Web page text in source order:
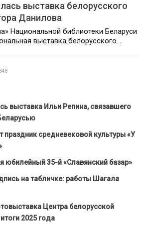
выставка белорусского
Данилова
Национальной библиотеки Беларуси
выставка белорусского…
выставка Ильи Репина, связавшего
праздник средневековой культуры «У
юбилейный 35-й «Славянский базар»
на табличке: работы Шагала
Центра белорусской
2025 года